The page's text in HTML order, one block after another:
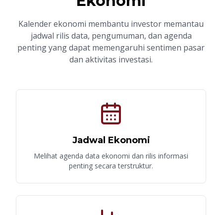
Kalender ekonomi membantu investor memantau
jadwal rilis data, pengumuman, dan agenda
penting yang dapat memengaruhi sentimen pasar
dan aktivitas investasi.
Jadwal Ekonomi
Melihat agenda data ekonomi dan rilis informasi
penting secara terstruktur.